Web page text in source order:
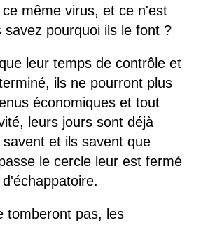
même virus, et ce n'est
savez pourquoi ils le font ?
leur temps de contrôle et
ils ne pourront plus
économiques et tout
leurs jours sont déjà
et ils savent que
le cercle leur est fermé
tomberont pas, les